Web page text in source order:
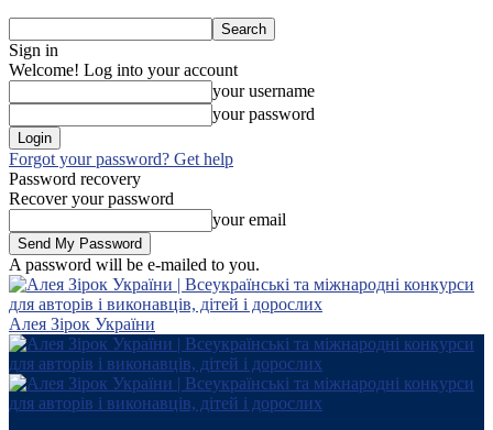
Sign in
Welcome! Log into your account
your username
your password
Forgot your password? Get help
Password recovery
Recover your password
your email
A password will be e-mailed to you.
Алея Зірок України